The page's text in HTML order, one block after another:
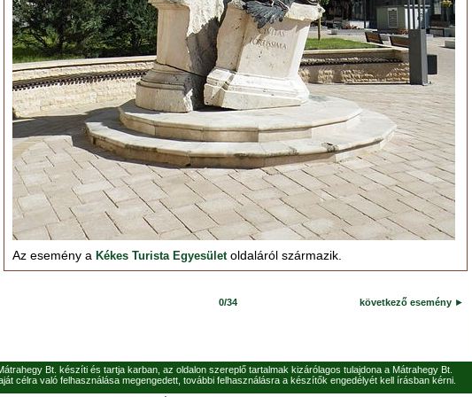
Az esemény a Kékes Turista Egyesület oldaláról származik.
0/34 következő esemény ►
Bt. készíti és tartja karban, az oldalon szereplő tartalmak kizárólagos tulajdona a Mátrahegy Bt.
célra való felhasználása megengedett, további felhasználásra a készítők engedélyét kell írásban kérni.